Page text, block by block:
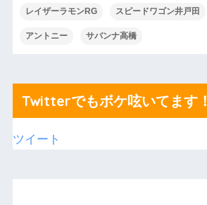
レイザーラモンRG スピードワゴン井戸田
アントニー サバンナ高橋
Twitterでもボケ呟いてます！
ツイート